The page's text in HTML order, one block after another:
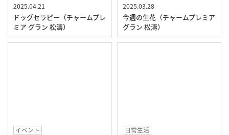
2025.04.21
ドッグセラピー（チャームプレ
ミア グラン 松濤）
2025.03.28
今週の生花（チャームプレミア
グラン 松濤）
イベント
日常生活